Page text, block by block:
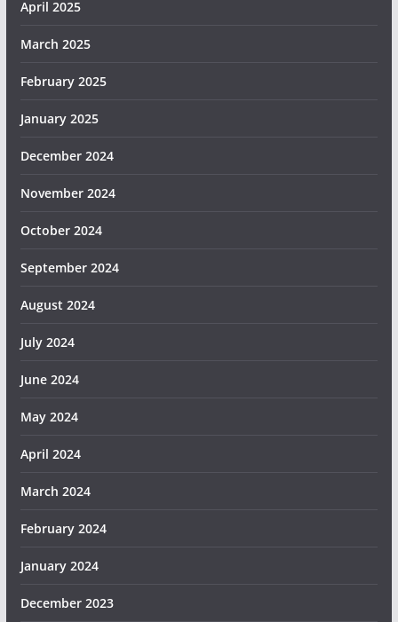
April 2025
March 2025
February 2025
January 2025
December 2024
November 2024
October 2024
September 2024
August 2024
July 2024
June 2024
May 2024
April 2024
March 2024
February 2024
January 2024
December 2023